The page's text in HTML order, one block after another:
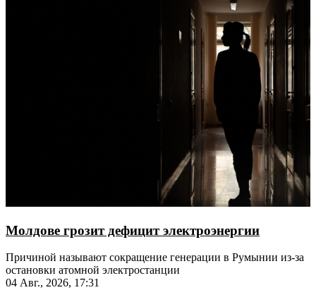
Молдове грозит дефицит электроэнергии
Причиной называют сокращение генерации в Румынии из-за
остановки атомной электростанции
04 Авг., 2026, 17:31